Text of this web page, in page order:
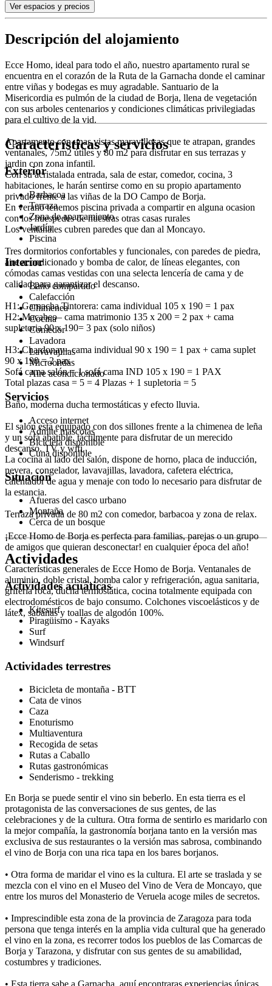
Ver espacios y precios
Descripción del alojamiento
Ecce Homo, ideal para todo el año, nuestro apartamento rural se
encuentra en el corazón de la Ruta de la Garnacha donde el caminar
entre viñas y bodegas es muy agradable. Santuario de la
Misericordia es pulmón de la ciudad de Borja, llena de vegetación
con sus arboles centenarios y condiciones climáticas privilegiadas
para el cultivo de la vid.
Apartamento con unas vistas maravillosas que te atrapan, grandes
ventanales, 75m2 útiles y 80 m2 para disfrutar en sus terrazas y
jardin con zona infantil.
Con su acristalada entrada, sala de estar, comedor, cocina, 3
habitaciones, le harán sentirse como en su propio apartamento
privado frente a las viñas de la DO Campo de Borja.
En verano tenemos piscina privada a compartir en alguna ocasion
con los huespedes de nuestras otras casas rurales
Los ventanales cubren paredes que dan al Moncayo.
Tres dormitorios confortables y funcionales, con paredes de piedra,
aire acondicionado y bomba de calor, de líneas elegantes, con
cómodas camas vestidas con una selecta lencería de cama y de
calidad para garantizar el descanso.
H1: Garnacha Tintorera: cama individual 105 x 190 = 1 pax
H2: Macabeo– cama matrimonio 135 x 200 = 2 pax + cama
supletoria 90 x 190= 3 pax (solo niños)
H3: Chardonay– cama individual 90 x 190 = 1 pax + cama suplet
90 x 190 = 2 pax
Sofá cama salón = 1 sofá cama IND 105 x 190 = 1 PAX
Total plazas casa = 5 = 4 Plazas + 1 supletoria = 5
Baño, moderna ducha termostáticas y efecto lluvia.
El salón esta equipado con dos sillones frente a la chimenea de leña
y un sofá abatible. táctilmente para disfrutar de un merecido
descanso. TV y wifi.
La cocina al lado del salón, dispone de horno, placa de inducción,
nevera, congelador, lavavajillas, lavadora, cafetera eléctrica,
calentador de agua y menaje con todo lo necesario para disfrutar de
la estancia.
Terraza privada de 80 m2 con comedor, barbacoa y zona de relax.
¡Ecce Homo de Borja es perfecta para familias, parejas o un grupo
de amigos que quieran desconectar! en cualquier época del año!
Características generales de Ecce Homo de Borja. Ventanales de
aluminio, doble cristal, bomba calor y refrigeración, agua sanitaria,
grifería roca, ducha termostática, cocina totalmente equipada con
electrodomésticos de bajo consumo. Colchones viscoelásticos y de
látex, sabanas y toallas de algodón 100%.
Características y servicios
Exterior
Barbacoa
Terraza
Zona de aparcamiento
Jardín
Piscina
Interior
Baño compartido
Calefacción
Chimenea
Cocina
Comedor
Lavadora
Lavavajillas
Microondas
Aire acondicionado
Servicios
Acceso internet
Admite mascotas
Bicicleta disponible
Cuna disponible
Situación
Afueras del casco urbano
Montaña
Cerca de un bosque
Actividades
Actividades acuáticas
Kitesurf
Piragüismo - Kayaks
Surf
Windsurf
Actividades terrestres
Bicicleta de montaña - BTT
Cata de vinos
Caza
Enoturismo
Multiaventura
Recogida de setas
Rutas a Caballo
Rutas gastronómicas
Senderismo - trekking
En Borja se puede sentir el vino sin beberlo. En esta tierra es el
protagonista de las conversaciones de sus gentes, de las
celebraciones y de la cultura. Otra forma de sentirlo es maridarlo con
la mejor compañía, la gastronomía borjana tanto en la versión mas
exclusiva de sus restaurantes o la versión mas sabrosa, combinando
el vino de Borja con una rica tapa en los bares borjanos.
• Otra forma de maridar el vino es la cultura. El arte se traslada y se
mezcla con el vino en el Museo del Vino de Vera de Moncayo, que
entre los muros del Monasterio de Veruela acoge miles de secretos.
• Imprescindible esta zona de la provincia de Zaragoza para toda
persona que tenga interés en la amplia vida cultural que ha generado
el vino en la zona, es recorrer todos los pueblos de las Comarcas de
Borja y Tarazona, y disfrutar con sus gentes de su amabilidad,
costumbres y tradiciones.